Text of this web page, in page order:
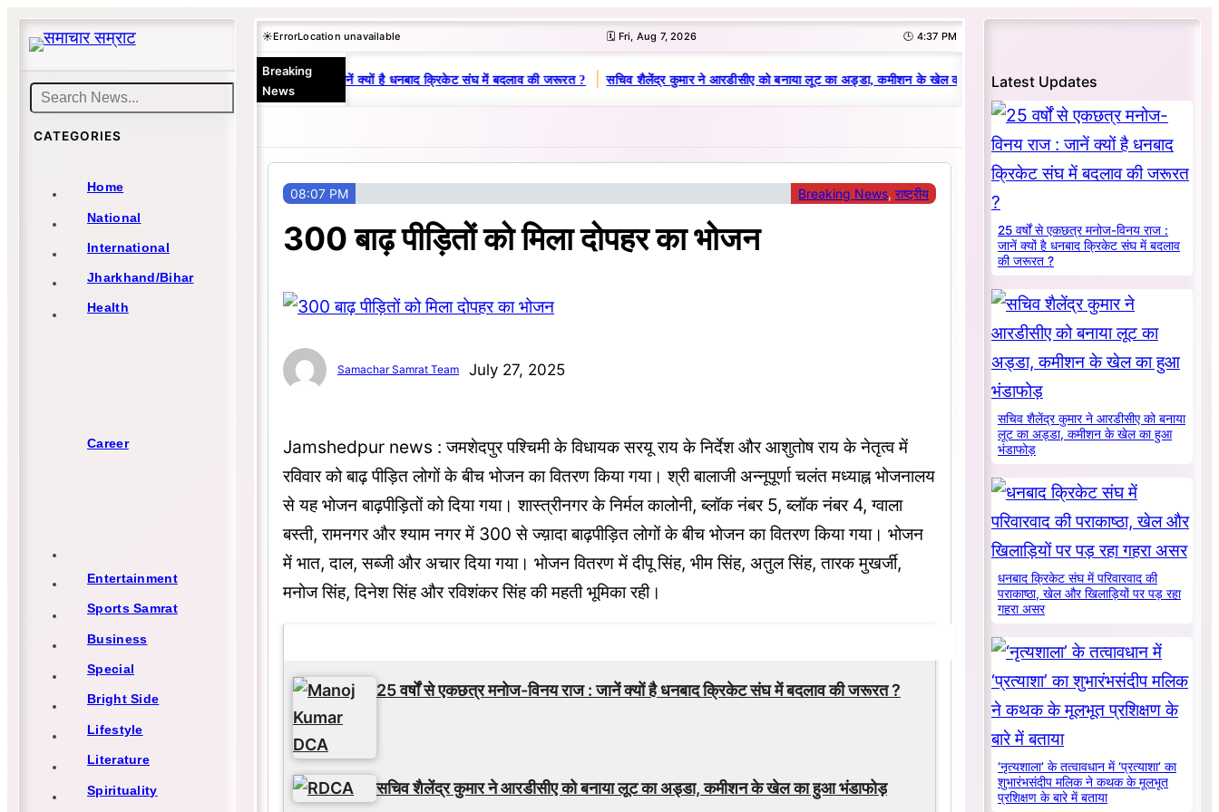
Skip
content
Search
CATEGORIES
Home
National
International
Jharkhand/Bihar
Health
Career
Entertainment
Sports Samrat
Business
Special
Bright Side
Lifestyle
Literature
Spirituality
☀️ErrorLocation unavailable 🗓️ Fri, Aug 7, 2026 🕒 4:37 PM
Breaking
News
25 वर्षों से एकछत्र मनोज-विनय राज : जानें क्यों है धनबाद क्रिकेट संघ में बदलाव की जरूरत ? | सचिव शैलेंद्र कुमार ने आरडीसीए को बनाया लूट का अड्डा, कमीशन के खेल का हुआ भंडाफोड़ | धनबाद क्रिकेट संघ में परिवारवाद की
08:07 PM Breaking News, राष्ट्रीय
300 बाढ़ पीड़ितों को मिला दोपहर का भोजन
Samachar Samrat Team July 27, 2025
Jamshedpur news : जमशेदपुर पश्चिमी के विधायक सरयू राय के निर्देश और आशुतोष राय के नेतृत्व में
रविवार को बाढ़ पीड़ित लोगों के बीच भोजन का वितरण किया गया। श्री बालाजी अन्नूपूर्णा चलंत मध्याह्न भोजनालय
से यह भोजन बाढ़पीड़ितों को दिया गया। शास्त्रीनगर के निर्मल कालोनी, ब्लॉक नंबर 5, ब्लॉक नंबर 4, ग्वाला
बस्ती, रामनगर और श्याम नगर में 300 से ज्य़ादा बाढ़पीड़ित लोगों के बीच भोजन का वितरण किया गया। भोजन
में भात, दाल, सब्जी और अचार दिया गया। भोजन वितरण में दीपू सिंह, भीम सिंह, अतुल सिंह, तारक मुखर्जी,
मनोज सिंह, दिनेश सिंह और रविशंकर सिंह की महती भूमिका रही।
25 वर्षों से एकछत्र मनोज-विनय राज : जानें क्यों है धनबाद क्रिकेट संघ में बदलाव की जरूरत ?
सचिव शैलेंद्र कुमार ने आरडीसीए को बनाया लूट का अड्डा, कमीशन के खेल का हुआ भंडाफोड़
Latest Updates
25 वर्षों से एकछत्र मनोज-विनय राज :
जानें क्यों है धनबाद क्रिकेट संघ में बदलाव
की जरूरत ?
सचिव शैलेंद्र कुमार ने आरडीसीए को बनाया
लूट का अड्डा, कमीशन के खेल का हुआ
भंडाफोड़
धनबाद क्रिकेट संघ में परिवारवाद की
पराकाष्ठा, खेल और खिलाड़ियों पर पड़ रहा
गहरा असर
‘नृत्यशाला’ के तत्वावधान में ‘प्रत्याशा’ का
शुभारंभसंदीप मलिक ने कथक के मूलभूत
प्रशिक्षण के बारे में बताया